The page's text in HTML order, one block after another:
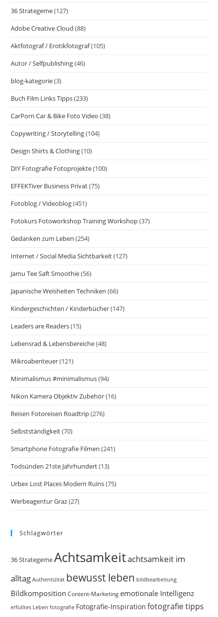
36 Strategeme(127)
Adobe Creative Cloud (88)
Aktfotograf / Erotikfotograf(105)
Autor / Selfpublishing(46)
blog-kategorie(3)
Buch Film Links Tipps(233)
CarPorn Car & Bike Foto Video (38)
Copywriting / Storytelling(104)
Design Shirts & Clothing(10)
DIY Fotografie Fotoprojekte(100)
EFFEKTiver Business Privat(75)
Fotoblog / Videoblog(451)
Fotokurs Fotoworkshop Training Workshop(37)
Gedanken zum Leben (254)
Internet / Social Media Sichtbarkeit(127)
Jamu Tee Saft Smoothie(56)
Japanische Weisheiten Techniken (66)
Kindergeschichten / Kinderbücher(147)
Leaders are Readers(15)
Lebensrad & Lebensbereiche(48)
Mikroabenteuer(121)
Minimalismus #minimalismus(94)
Nikon Kamera Objektiv Zubehör(16)
Reisen Fotoreisen Roadtrip(276)
Selbstständigkeit(70)
Smartphone Fotografie Filmen (241)
Todsünden 21ste Jahrhundert(13)
Urbex Lost Places Modern Ruins(75)
Werbeagentur Graz(27)
Schlagwörter
36 StrategemeAchtsamkeitachtsamkeit im
alltag Authentizität bewusst leben bildbearbeitung
Bildkomposition Content-Marketing emotionale Intelligenz
erfülltes Leben fotografie Fotografie-Inspiration fotografie tipps